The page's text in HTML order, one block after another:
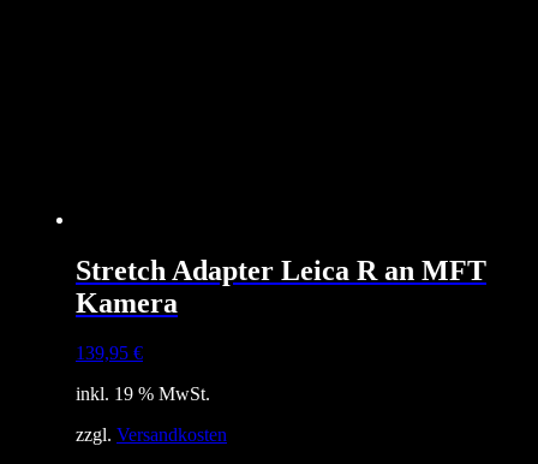
Stretch Adapter Leica R an MFT
Kamera
139,95 €
inkl. 19 % MwSt.
zzgl. Versandkosten